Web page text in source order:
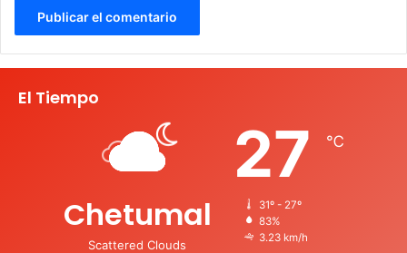
El Tiempo
Chetumal
Scattered Clouds
27 ℃
31º - 27º
83%
3.23 km/h